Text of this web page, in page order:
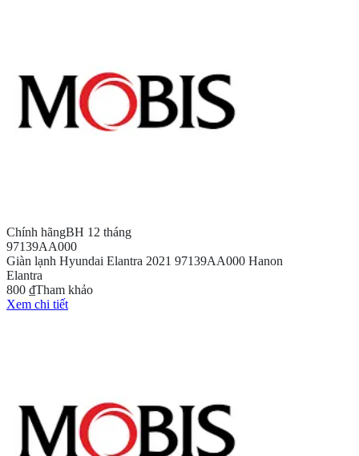
Chính hãngBH 12 tháng
97139AA000
Giàn lạnh Hyundai Elantra 2021 97139AA000 Hanon
Elantra
800 ₫Tham khảo
Xem chi tiết